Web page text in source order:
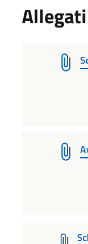
Allegati